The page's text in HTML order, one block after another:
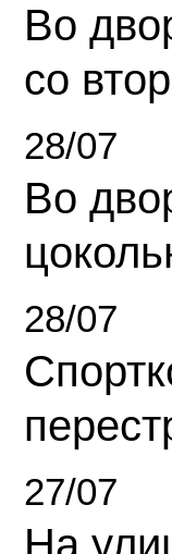
Во
со
28/07
Во
28/07
27/07
На